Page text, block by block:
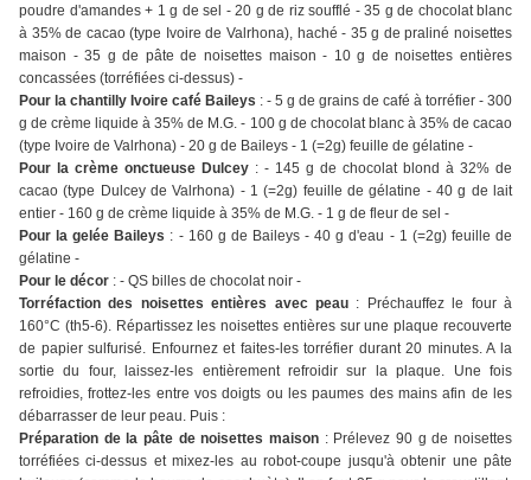
poudre d'amandes + 1 g de sel - 20 g de riz soufflé - 35 g de chocolat blanc
à 35% de cacao (type Ivoire de Valrhona), haché - 35 g de praliné noisettes
maison - 35 g de pâte de noisettes maison - 10 g de noisettes entières
concassées (torréfiées ci-dessus) -
Pour la chantilly Ivoire café Baileys : - 5 g de grains de café à torréfier - 300
g de crème liquide à 35% de M.G. - 100 g de chocolat blanc à 35% de cacao
(type Ivoire de Valrhona) - 20 g de Baileys - 1 (=2g) feuille de gélatine -
Pour la crème onctueuse Dulcey : - 145 g de chocolat blond à 32% de
cacao (type Dulcey de Valrhona) - 1 (=2g) feuille de gélatine - 40 g de lait
entier - 160 g de crème liquide à 35% de M.G. - 1 g de fleur de sel -
Pour la gelée Baileys : - 160 g de Baileys - 40 g d'eau - 1 (=2g) feuille de
gélatine -
Pour le décor : - QS billes de chocolat noir -
Torréfaction des noisettes entières avec peau : Préchauffez le four à
160°C (th5-6). Répartissez les noisettes entières sur une plaque recouverte
de papier sulfurisé. Enfournez et faites-les torréfier durant 20 minutes. A la
sortie du four, laissez-les entièrement refroidir sur la plaque. Une fois
refroidies, frottez-les entre vos doigts ou les paumes des mains afin de les
débarrasser de leur peau. Puis :
Préparation de la pâte de noisettes maison : Prélevez 90 g de noisettes
torréfiées ci-dessus et mixez-les au robot-coupe jusqu'à obtenir une pâte